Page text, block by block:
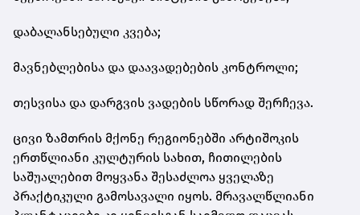
დაბალანსებული კვება;
მავნებლებისა და დაავადებების კონტროლი;
თესვისა და დარგვის ვადების სწორად შერჩევა.
ცივი ზამთრის მქონე რეგიონებში არტიშოკის
ერთწლიანი კულტურის სახით, ჩითილების
საშუალებით მოყვანა შესაძლოა ყველაზე
პრაქტიკული გამოსავალი იყოს. მრავალწლიანი